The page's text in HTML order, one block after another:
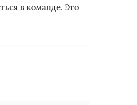
в команде. Это